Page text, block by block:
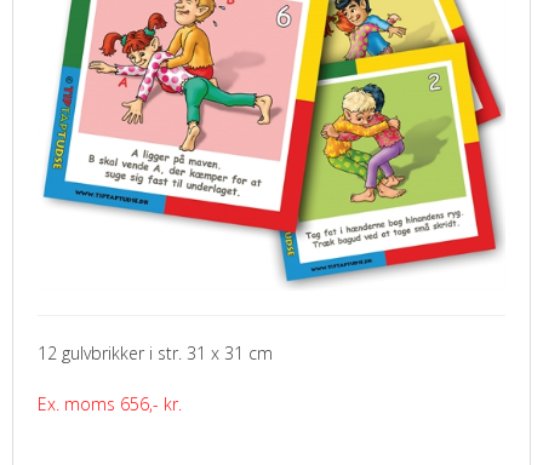
12 gulvbrikker i str. 31 x 31 cm
Ex. moms 656,- kr.